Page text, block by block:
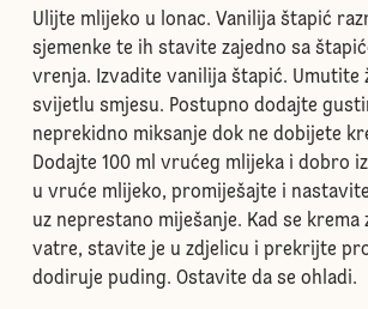
Ulijte mlijeko u lonac. Vanilija štapić
sjemenke te ih stavite zajedno sa
vrenja. Izvadite vanilija štapić. Umutite
svijetlu smjesu. Postupno dodajte
neprekidno miksanje dok ne dobijete
Dodajte 100 ml vrućeg mlijeka i dobro
u vruće mlijeko, promiješajte i
uz neprestano miješanje. Kad se krema
vatre, stavite je u zdjelicu i prekrijte
dodiruje puding. Ostavite da se ohladi.